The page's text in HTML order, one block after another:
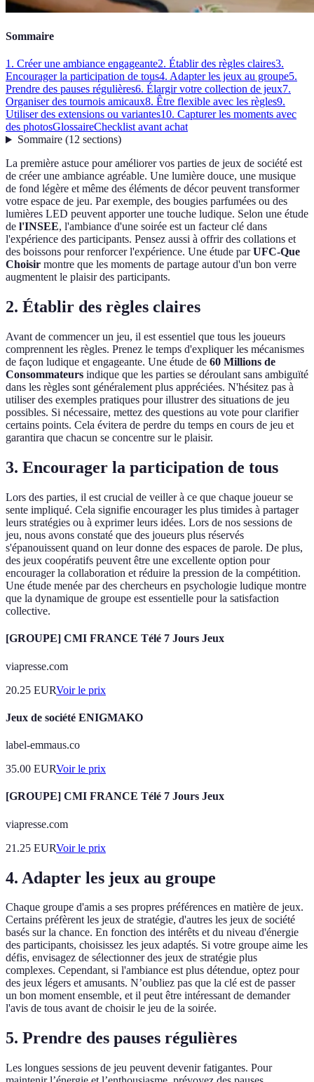
Sommaire
1. Créer une ambiance engageante2. Établir des règles claires3.
Encourager la participation de tous4. Adapter les jeux au groupe5.
Prendre des pauses régulières6. Élargir votre collection de jeux7.
Organiser des tournois amicaux8. Être flexible avec les règles9.
Utiliser des extensions ou variantes10. Capturer les moments avec
des photosGlossaireChecklist avant achat
Sommaire(12 sections)
La première astuce pour améliorer vos parties de jeux de société est
de créer une ambiance agréable. Une lumière douce, une musique
de fond légère et même des éléments de décor peuvent transformer
votre espace de jeu. Par exemple, des bougies parfumées ou des
lumières LED peuvent apporter une touche ludique. Selon une étude
de l'INSEE, l'ambiance d'une soirée est un facteur clé dans
l'expérience des participants. Pensez aussi à offrir des collations et
des boissons pour renforcer l'expérience. Une étude parUFC-Que
Choisir montre que les moments de partage autour d'un bon verre
augmentent le plaisir des participants.
2. Établir des règles claires
Avant de commencer un jeu, il est essentiel que tous les joueurs
comprennent les règles. Prenez le temps d'expliquer les mécanismes
de façon ludique et engageante. Une étude de 60 Millions de
Consommateurs indique que les parties se déroulant sans ambiguïté
dans les règles sont généralement plus appréciées. N'hésitez pas à
utiliser des exemples pratiques pour illustrer des situations de jeu
possibles. Si nécessaire, mettez des questions au vote pour clarifier
certains points. Cela évitera de perdre du temps en cours de jeu et
garantira que chacun se concentre sur le plaisir.
3. Encourager la participation de tous
Lors des parties, il est crucial de veiller à ce que chaque joueur se
sente impliqué. Cela signifie encourager les plus timides à partager
leurs stratégies ou à exprimer leurs idées. Lors de nos sessions de
jeu, nous avons constaté que des joueurs plus réservés
s'épanouissent quand on leur donne des espaces de parole. De plus,
des jeux coopératifs peuvent être une excellente option pour
encourager la collaboration et réduire la pression de la compétition.
Une étude menée par des chercheurs en psychologie ludique montre
que la dynamique de groupe est essentielle pour la satisfaction
collective.
[GROUPE] CMI FRANCE Télé 7 Jours Jeux
viapresse.com
20.25 EURVoir le prix
Jeux de société ENIGMAKO
label-emmaus.co
35.00 EURVoir le prix
[GROUPE] CMI FRANCE Télé 7 Jours Jeux
viapresse.com
21.25 EURVoir le prix
4. Adapter les jeux au groupe
Chaque groupe d'amis a ses propres préférences en matière de jeux.
Certains préfèrent les jeux de stratégie, d'autres les jeux de société
basés sur la chance. En fonction des intérêts et du niveau d'énergie
des participants, choisissez les jeux adaptés. Si votre groupe aime les
défis, envisagez de sélectionner des jeux de stratégie plus
complexes. Cependant, si l'ambiance est plus détendue, optez pour
des jeux légers et amusants. N’oubliez pas que la clé est de passer
un bon moment ensemble, et il peut être intéressant de demander
l'avis de tous avant de choisir le jeu de la soirée.
5. Prendre des pauses régulières
Les longues sessions de jeu peuvent devenir fatigantes. Pour